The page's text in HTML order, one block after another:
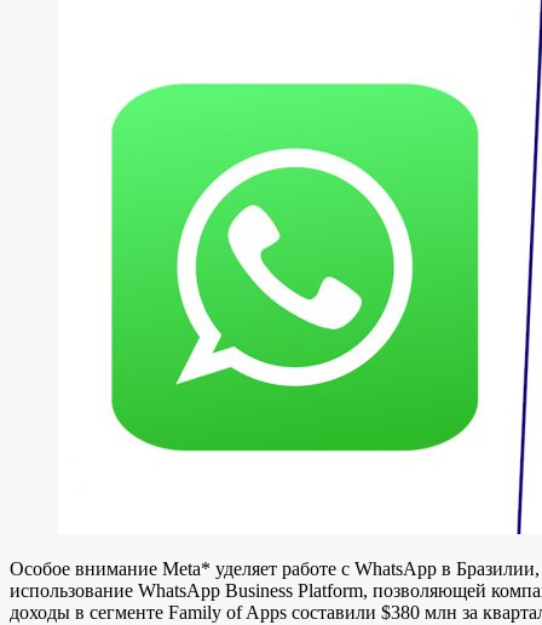
Особое внимание Meta* уделяет работе с WhatsApp в
использование WhatsApp Business Platform, позволяющей
доходы в сегменте Family of Apps составили $380 млн за